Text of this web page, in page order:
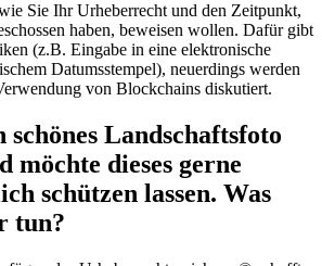
Sie Ihr Urheberrecht und den Zeitpunkt,
haben, beweisen wollen. Dafür gibt
(z.B. Eingabe in eine elektronische
Datumsstempel), neuerdings werden
von Blockchains diskutiert.
schönes Landschaftsfoto
möchte dieses gerne
schützen lassen. Was
tun?